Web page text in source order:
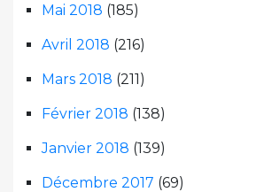
Mai 2018 (185)
Avril 2018 (216)
Mars 2018 (211)
Février 2018 (138)
Janvier 2018 (139)
Décembre 2017 (69)